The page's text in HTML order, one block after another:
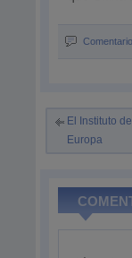
El Instituto
Europa